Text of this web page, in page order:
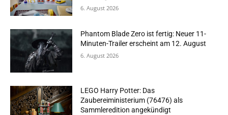
6. August 2026
Phantom Blade Zero ist fertig: Neuer 11-
Minuten-Trailer erscheint am 12. August
6. August 2026
LEGO Harry Potter: Das
Zaubereiministerium (76476) als
Sammleredition angekündigt